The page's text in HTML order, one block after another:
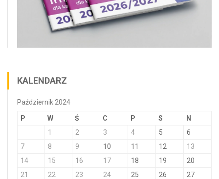
KALENDARZ
Październik 2024
P W Ś C P S N
1 2 3 4 5
6
7
8 9 10 11 12
13
14
15 16 17 18 19
20
21
22 23 24 25 26
27